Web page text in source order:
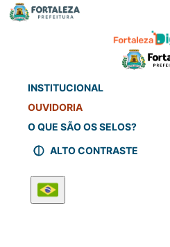
INSTITUCIONAL
OUVIDORIA
O QUE SÃO OS SELOS?
ALTO CONTRASTE